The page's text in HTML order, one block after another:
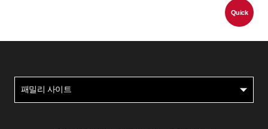
Quick
패밀리 사이트